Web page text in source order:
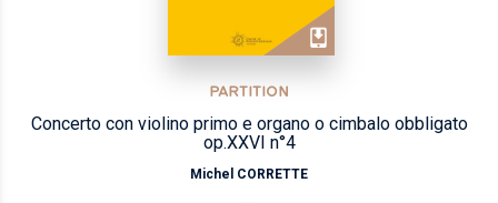
PARTITION
Concerto con violino primo e organo o cimbalo obbligato
op.XXVI n°4
Michel CORRETTE